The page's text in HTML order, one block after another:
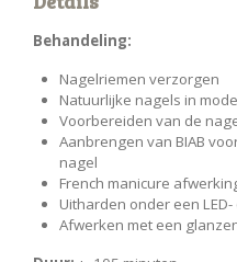
Behandeling:
Nagelriemen verzorgen
Natuurlijke nagels in
Voorbereiden van de
Aanbrengen van BIAB
nagel
French manicure
Uitharden onder een LED-
Afwerken met een